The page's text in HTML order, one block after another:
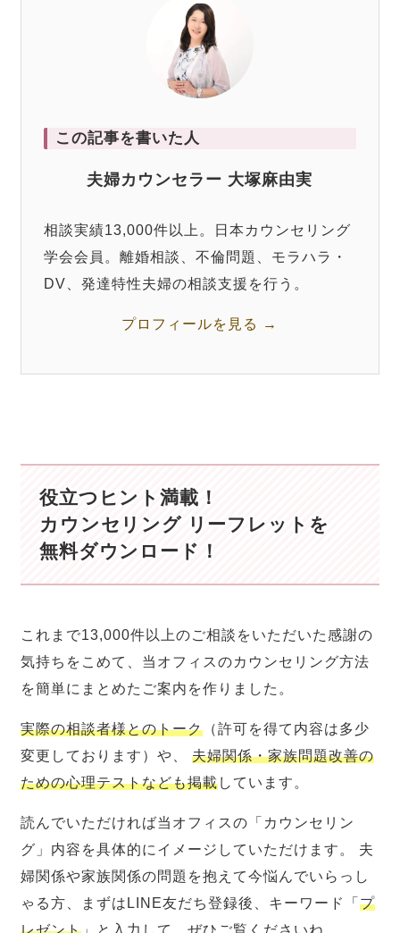
この記事を書いた人
夫婦カウンセラー 大塚麻由実
相談実績13,000件以上。日本カウンセリング
学会会員。離婚相談、不倫問題、モラハラ・
DV、発達特性夫婦の相談支援を行う。
プロフィールを見る →
役立つヒント満載！
カウンセリング リーフレットを
無料ダウンロード！
これまで13,000件以上のご相談をいただいた感謝の
気持ちをこめて、当オフィスのカウンセリング方法
を簡単にまとめたご案内を作りました。
実際の相談者様とのトーク （許可を得て内容は多少
変更しております）や、夫婦関係・家族問題改善の
ための心理テストなども掲載しています。
読んでいただければ当オフィスの「カウンセリン
グ」内容を具体的にイメージしていただけます。 夫
婦関係や家族関係の問題を抱えて今悩んでいらっし
ゃる方、まずはLINE友だち登録後、キーワード「プ
レゼント 」と入力して、ぜひご覧くださいね。